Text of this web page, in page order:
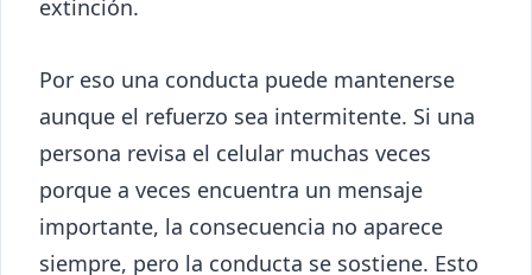
extinción.
Por eso una conducta puede mantenerse
aunque el refuerzo sea intermitente. Si una
persona revisa el celular muchas veces
porque a veces encuentra un mensaje
importante, la consecuencia no aparece
siempre, pero la conducta se sostiene. Esto